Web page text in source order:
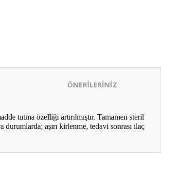
ÖNERİLERİNİZ
tutma özelliği artırılmıştır. Tamamen steril
aşırı kirlenme, tedavi sonrası ilaç